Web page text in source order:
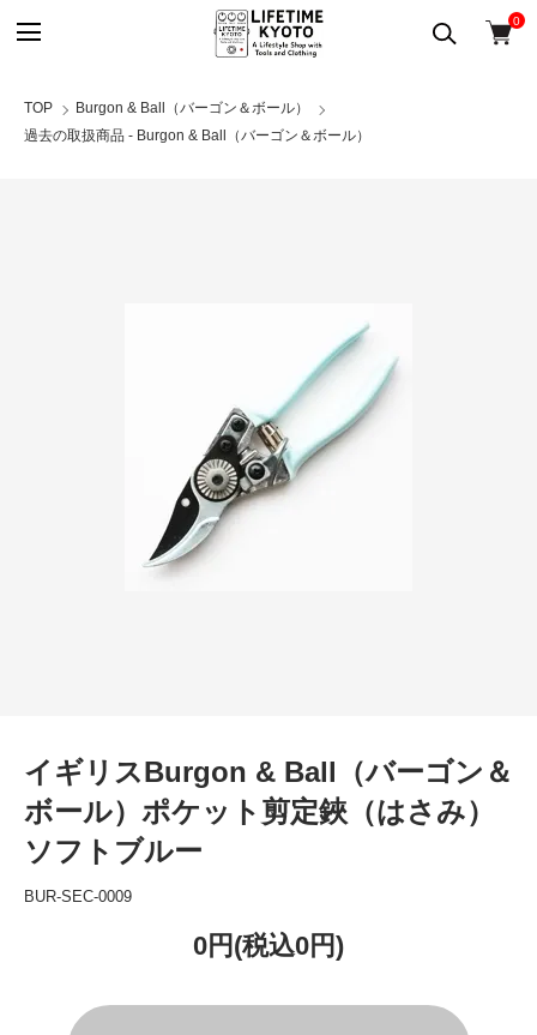
0
TOP
Burgon & Ball（バーゴン＆ボール）
過去の取扱商品 - Burgon & Ball（バーゴン＆ボール）
イギリスBurgon & Ball（バーゴン＆
ボール）ポケット剪定鋏（はさみ）
ソフトブルー
BUR-SEC-0009
0円(税込0円)